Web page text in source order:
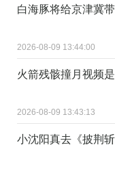
白海豚将给京津冀
2026-08-09 13:44:00
火箭残骸撞月视频
2026-08-09 13:43:13
小沈阳真去《披荆